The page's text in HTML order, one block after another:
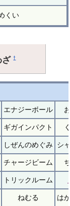
くい
ざ†
エナジーボール
ギガインパクト
しぜんのめぐみ シ
チャージビーム
トリックルーム
ねむる は